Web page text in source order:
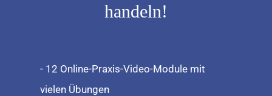
handeln!
- 12 Online-Praxis-Video-Module mit
vielen Übungen